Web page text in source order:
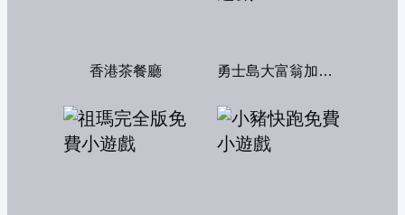
香港茶餐廳 勇士島大富翁加強版